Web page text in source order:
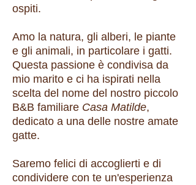
ospiti.
Amo la natura, gli alberi, le piante
e gli animali, in particolare i gatti.
Questa passione è condivisa da
mio marito e ci ha ispirati nella
scelta del nome del nostro piccolo
B&B familiare Casa Matilde,
dedicato a una delle nostre amate
gatte.
Saremo felici di accoglierti e di
condividere con te un'esperienza